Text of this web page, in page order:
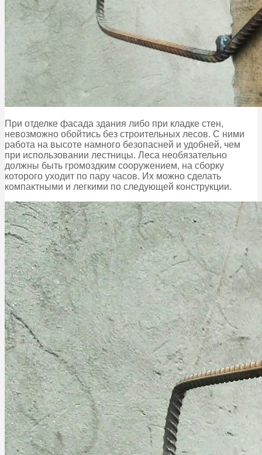
При отделке фасада здания либо при кладке стен,
невозможно обойтись без строительных лесов. С ними
работа на высоте намного безопасней и удобней, чем
при использовании лестницы. Леса необязательно
должны быть громоздким сооружением, на сборку
которого уходит по пару часов. Их можно сделать
компактными и легкими по следующей конструкции.